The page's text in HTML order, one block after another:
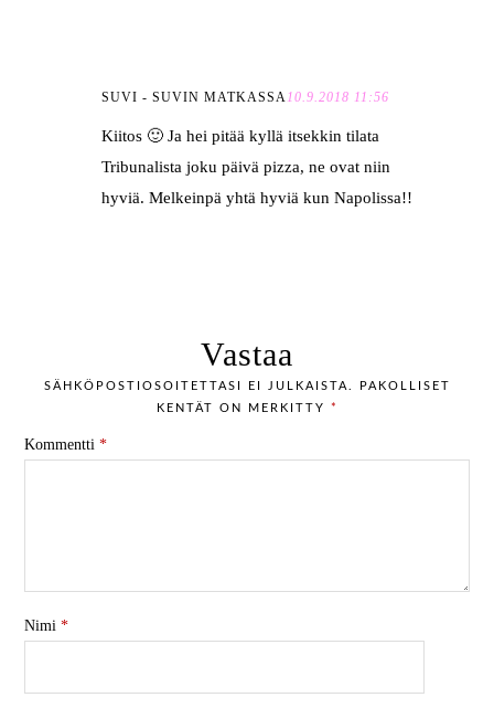
SUVI - SUVIN MATKASSA 10.9.2018 11:56
Kiitos 🙂 Ja hei pitää kyllä itsekkin tilata
Tribunalista joku päivä pizza, ne ovat niin
hyviä. Melkeinpä yhtä hyviä kun Napolissa!!
Vastaa
SÄHKÖPOSTIOSOITETTASI EI JULKAISTA.
PAKOLLISET
KENTÄT ON MERKITTY *
Kommentti*
Nimi*